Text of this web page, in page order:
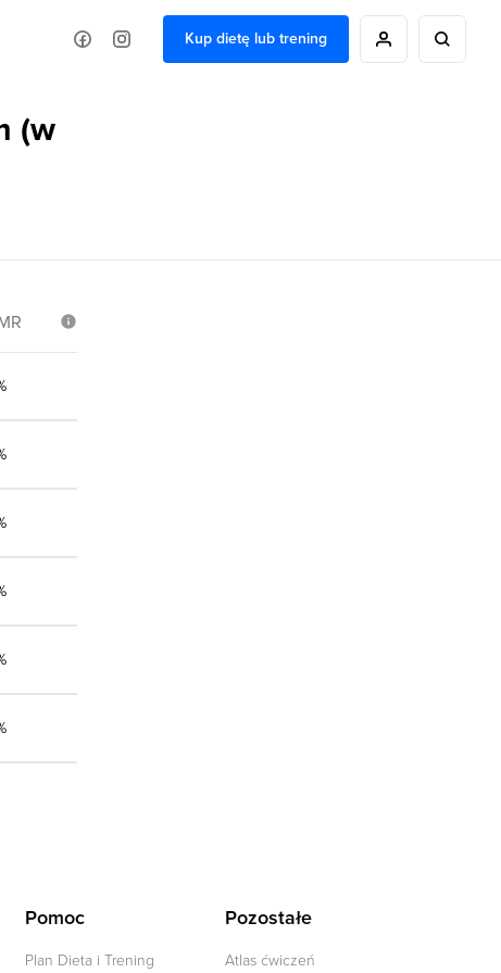
Kup dietę lub trening
(w
Pomoc
Plan Dieta i Trening
Pozostałe
Atlas ćwiczeń